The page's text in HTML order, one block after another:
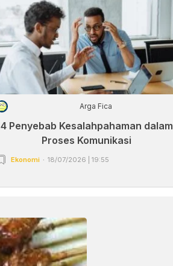
Arga Fica
4 Penyebab Kesalahpahaman dalam
Proses Komunikasi
Ekonomi 18/07/2026 | 19:55